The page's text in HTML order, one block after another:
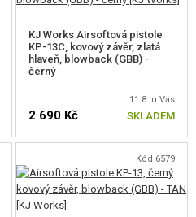
KJ Works Airsoftová pistole
KP-13C, kovový závěr, zlatá
hlaveň, blowback (GBB) -
černý
11.8. u Vás
2 690 Kč SKLADEM
Kód 6579